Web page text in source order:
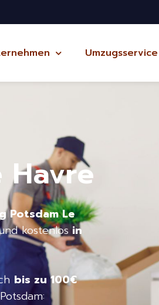
Umzugsservice
Havre
Potsdam Le
kostenlos in
bis zu 100€